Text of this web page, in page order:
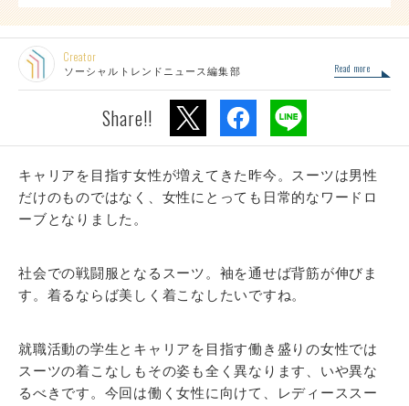
Creator
ソーシャルトレンドニュース編集部 Read more
Share!!
キャリアを目指す女性が増えてきた昨今。スーツは男性
だけのものではなく、女性にとっても日常的なワードロ
ーブとなりました。
社会での戦闘服となるスーツ。袖を通せば背筋が伸びま
す。着るならば美しく着こなしたいですね。
就職活動の学生とキャリアを目指す働き盛りの女性では
スーツの着こなしもその姿も全く異なります、いや異な
るべきです。今回は働く女性に向けて、レディーススー